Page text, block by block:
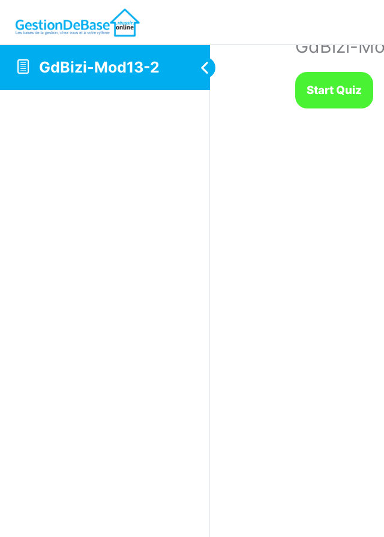
GdBizi-Mod13-2
GdBizi-